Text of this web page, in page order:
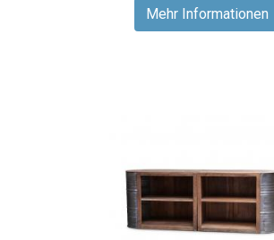
Mehr Informationen